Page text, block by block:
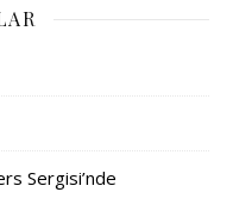
Sergisi’nde